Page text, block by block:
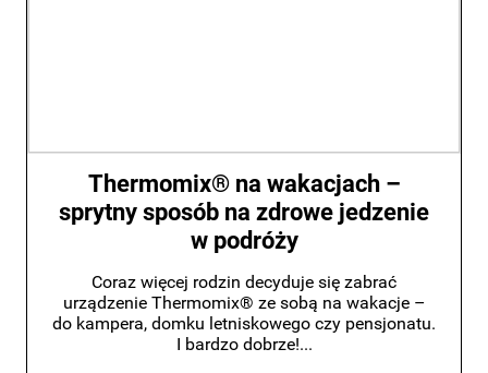
Thermomix® na wakacjach –
sprytny sposób na zdrowe jedzenie
w podróży
Coraz więcej rodzin decyduje się zabrać
urządzenie Thermomix® ze sobą na wakacje –
do kampera, domku letniskowego czy pensjonatu.
I bardzo dobrze!...